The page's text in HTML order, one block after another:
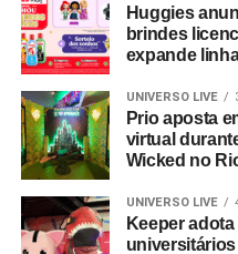
Huggies
brindes
expande
UNIVERSO LIVE
Prio aposta
virtual
Wicked no
UNIVERSO LIVE
Keeper
WhatsAppFacebook
Twitter